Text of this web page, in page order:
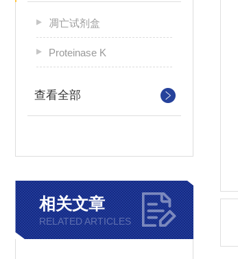
凋亡试剂盒
Proteinase K
查看全部
相关文章
RELATED ARTICLES